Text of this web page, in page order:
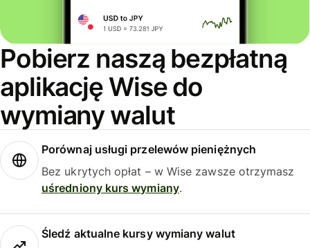
Pobierz naszą bezpłatną
aplikację Wise do
wymiany walut
Porównaj usługi przelewów pieniężnych
Bez ukrytych opłat – w Wise zawsze otrzymasz
uśredniony kurs wymiany.
Śledź aktualne kursy wymiany walut